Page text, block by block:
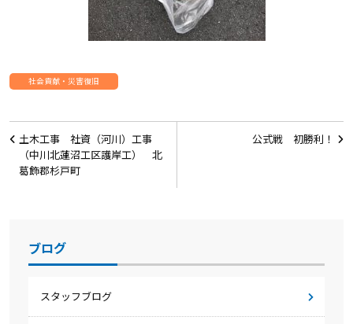
社会貢献・災害復旧
投
ナ
公式戦 初勝利！
土木工事 社資（河川）工事
（中川北蓮沼工区護岸工） 北
葛飾郡杉戸町
ブログ
スタッフブログ